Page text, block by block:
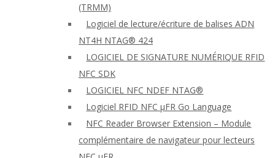
(TRMM)
Logiciel de lecture/écriture de balises ADN
NT4H NTAG® 424
LOGICIEL DE SIGNATURE NUMÉRIQUE RFID
NFC SDK
LOGICIEL NFC NDEF NTAG®
Logiciel RFID NFC μFR Go Language
NFC Reader Browser Extension – Module
complémentaire de navigateur pour lecteurs